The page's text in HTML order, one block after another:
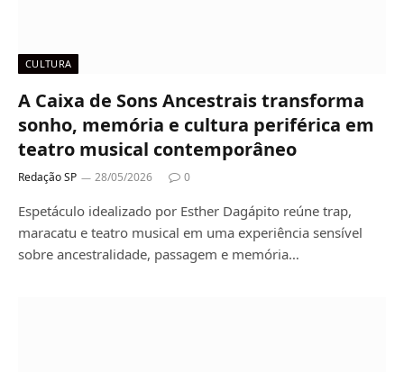
CULTURA
A Caixa de Sons Ancestrais transforma
sonho, memória e cultura periférica em
teatro musical contemporâneo
Redação SP 28/05/2026 0
Espetáculo idealizado por Esther Dagápito reúne trap,
maracatu e teatro musical em uma experiência sensível
sobre ancestralidade, passagem e memória…